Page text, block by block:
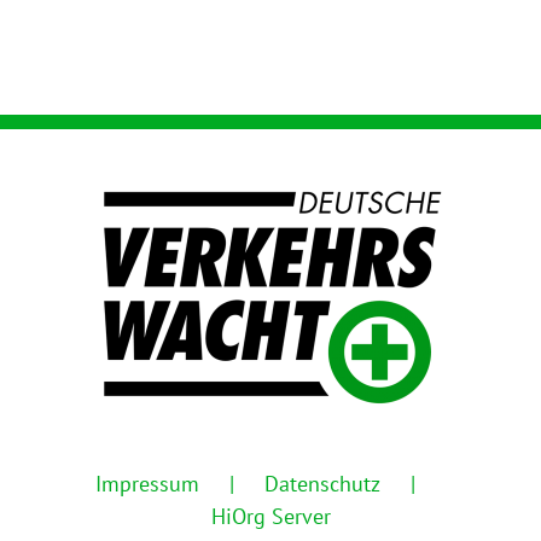
Impressum
Datenschutz
HiOrg Server